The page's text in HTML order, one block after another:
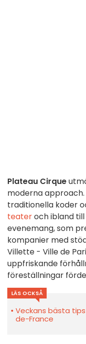
Plateau Cirque
moderna
traditionella koder
teateroch ibland
evenemang, som
kompanier med
Villette - Ville de
uppfriskande
föreställningar
LÄS OCKSÅ
Veckans bästa
de-France